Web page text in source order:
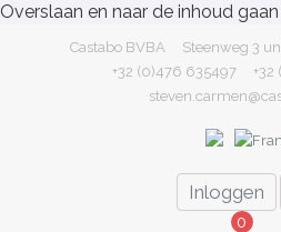
Overslaan en naar de inhoud gaan
Castabo BVBA
Steenweg 3
+32 (0)476 635497
+32
Inloggen
0